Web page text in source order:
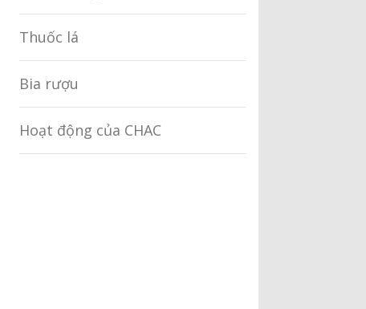
Thuốc lá
Bia rượu
Hoạt động của CHAC